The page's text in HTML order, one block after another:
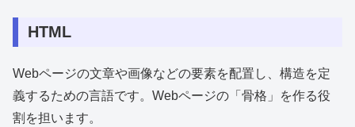
HTML
Webページの文章や画像などの要素を配置し、構造を定
義するための言語です。Webページの「骨格」を作る役
割を担います。